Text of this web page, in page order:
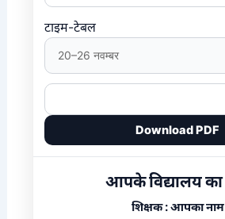
टाइम-टेबल
Download PDF
आपके विद्यालय का
शिक्षक:आपका नाम